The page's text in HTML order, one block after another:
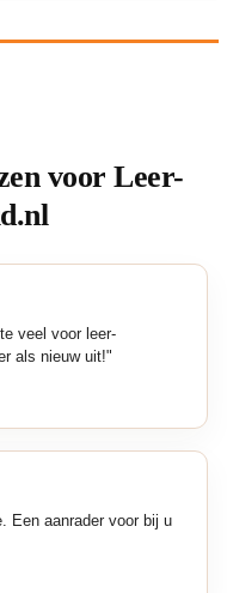
voor Leer-
veel voor leer-
als nieuw uit!"
Een aanrader voor bij u